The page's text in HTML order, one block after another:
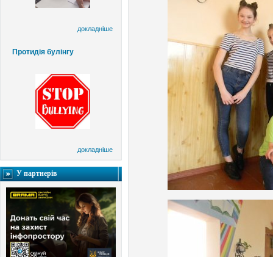
докладніше
Протидія булінгу
докладніше
У партнерів